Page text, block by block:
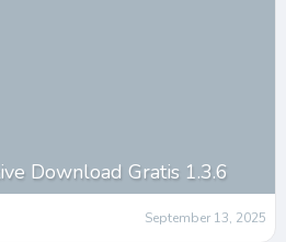
Download Gratis 1.3.6
September 13, 2025